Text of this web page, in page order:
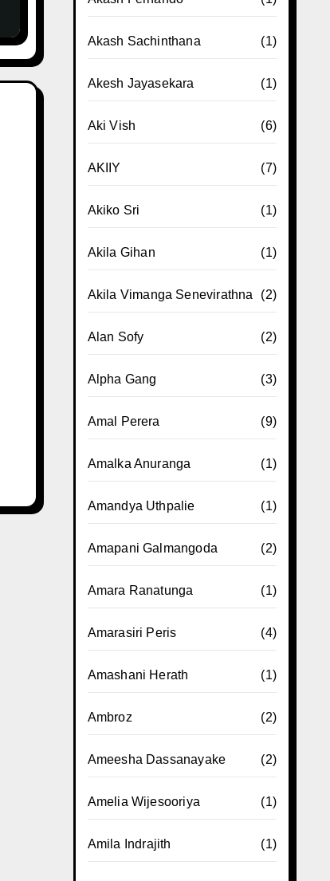
Akash Sachinthana (1)
Akesh Jayasekara (1)
Aki Vish (6)
AKIIY (7)
Akiko Sri (1)
Akila Gihan (1)
Akila Vimanga Senevirathna (2)
Alan Sofy (2)
Alpha Gang (3)
Amal Perera (9)
Amalka Anuranga (1)
Amandya Uthpalie (1)
Amapani Galmangoda (2)
Amara Ranatunga (1)
Amarasiri Peris (4)
Amashani Herath (1)
Ambroz (2)
Ameesha Dassanayake (2)
Amelia Wijesooriya (1)
Amila Indrajith (1)